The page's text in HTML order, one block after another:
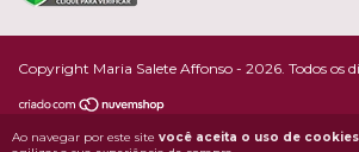
Ao navegar por este site você aceita o uso de cookies
Copyright Maria Salete Affonso - 2026. Todos os